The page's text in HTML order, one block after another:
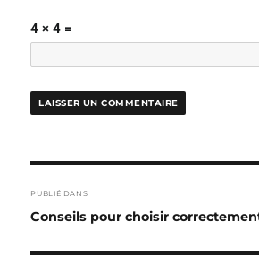
4 × 4 =
DE
PUBLIÉ DANS
Conseils pour choisir